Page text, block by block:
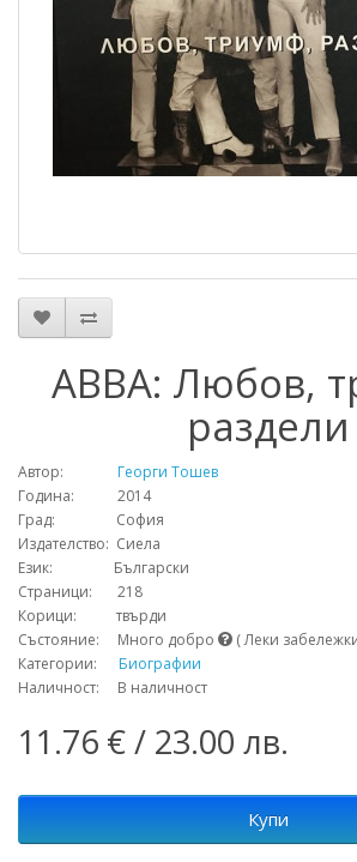
ABBA: Любов,
раздели
Автор:
Георги Тошев
Година: 2014
Град: София
Издателство: Сиела
Език: Български
Страници: 218
Корици: твърди
Състояние: Много добро
( Леки
Категории: Биографии
Наличност: В наличност
11.76 € / 23.00 лв.
Купи